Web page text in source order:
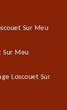
Sur Meu
Sur Meu
Loscouet Sur